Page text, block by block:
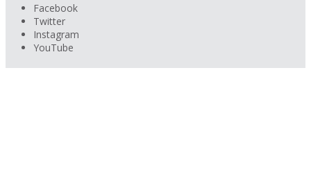
Facebook
Twitter
Instagram
YouTube